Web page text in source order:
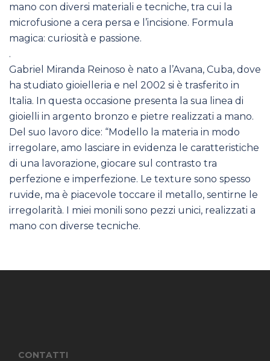
mano con diversi materiali e tecniche, tra cui la
microfusione a cera persa e l’incisione. Formula
magica: curiosità e passione.
.
Gabriel Miranda Reinoso è nato a l’Avana, Cuba, dove
ha studiato gioielleria e nel 2002 si è trasferito in
Italia. In questa occasione presenta la sua linea di
gioielli in argento bronzo e pietre realizzati a mano.
Del suo lavoro dice: “Modello la materia in modo
irregolare, amo lasciare in evidenza le caratteristiche
di una lavorazione, giocare sul contrasto tra
perfezione e imperfezione. Le texture sono spesso
ruvide, ma è piacevole toccare il metallo, sentirne le
irregolarità. I miei monili sono pezzi unici, realizzati a
mano con diverse tecniche.
CONTATTI